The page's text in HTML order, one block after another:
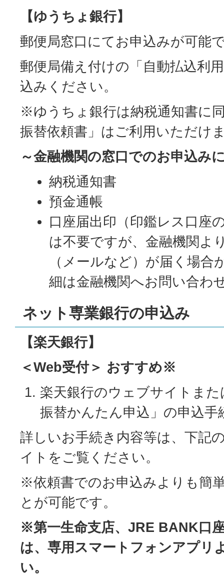
【ゆうちょ銀行】
郵便局窓口にてお申込みが可能
郵便局備え付けの「自動払込利
込みください。
※ゆうちょ銀行は納税通知書に
振替依頼書」はご利用いただけ
～金融機関の窓口でのお申込み
納税通知書
預金通帳
口座届出印（印鑑レス口座
は不要ですが、金融機関よ
（メールなど）が届く場合
細は金融機関へお問い合わ
ネット専業銀行の申込み
【楽天銀行】
＜Web受付＞ おすすめ※
楽天銀行のウェブサイトま
振替かんたん申込」の申込手
詳しいお手続き内容等は、下記
イトをご覧ください。
※依頼書でのお申込みよりも簡
とが可能です。
※第一生命支店、JRE BANK口
は、専用スマートフォンアプリ
い。